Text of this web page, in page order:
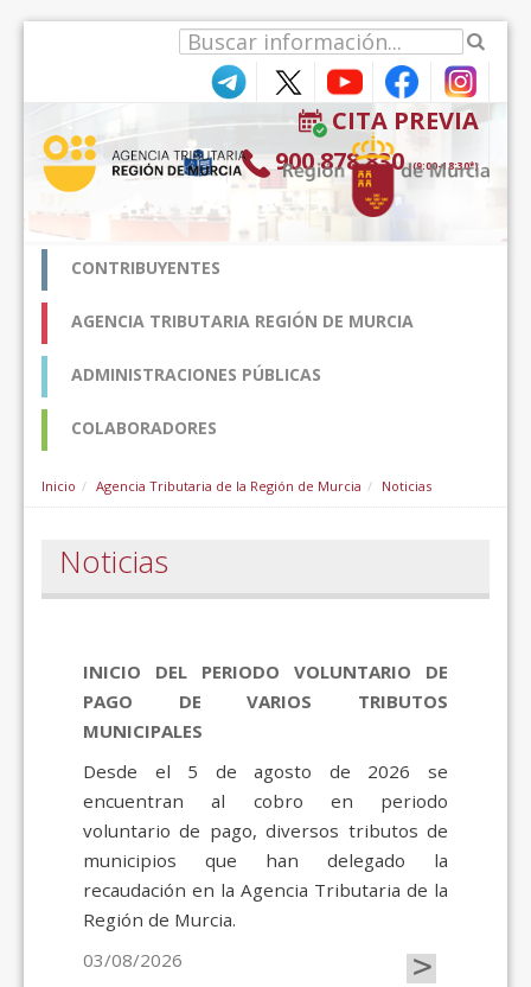
CITA PREVIA
900 878 830 (9:00-18:30*)
CONTRIBUYENTES
AGENCIA TRIBUTARIA REGIÓN DE MURCIA
ADMINISTRACIONES PÚBLICAS
COLABORADORES
Inicio Agencia Tributaria de la Región de Murcia Noticias
Noticias
INICIO DEL PERIODO VOLUNTARIO DE
PAGO DE VARIOS TRIBUTOS
MUNICIPALES
Desde el 5 de agosto de 2026 se
encuentran al cobro en periodo
voluntario de pago, diversos tributos de
municipios que han delegado la
recaudación en la Agencia Tributaria de la
Región de Murcia.
03/08/2026
>